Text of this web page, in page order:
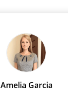
Amelia Garcia